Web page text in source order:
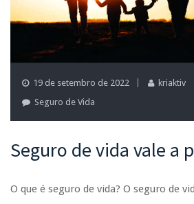
19 de setembro de 2022
kriaktiv
Seguro de Vida
Seguro de vida vale a
O que é seguro de vida? O seguro de